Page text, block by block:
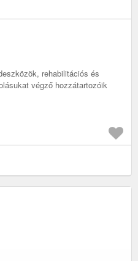
rehabilitációs és
végző hozzátartozóik